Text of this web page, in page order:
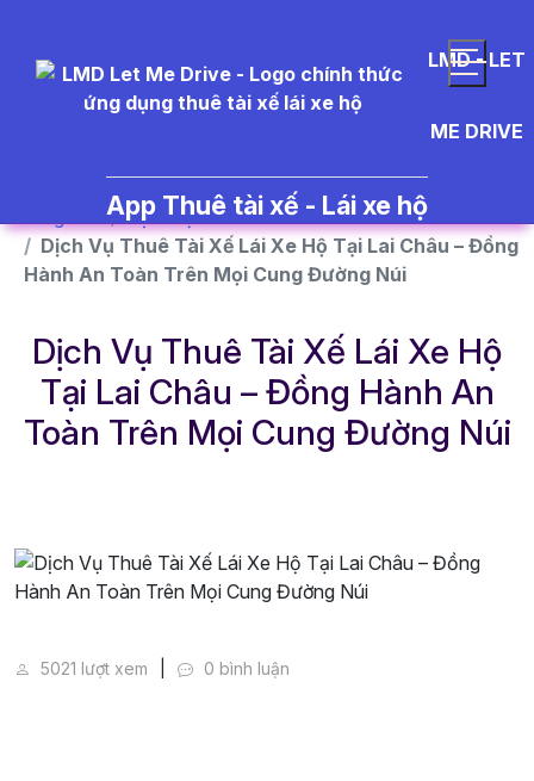
LMD - LET
ME DRIVE
App Thuê tài xế - Lái xe hộ
Trang chủ
Dịch vụ
Dịch Vụ Thuê Tài Xế Lái Xe Hộ Tại Lai Châu – Đồng
Hành An Toàn Trên Mọi Cung Đường Núi
Dịch Vụ Thuê Tài Xế Lái Xe Hộ
Tại Lai Châu – Đồng Hành An
Toàn Trên Mọi Cung Đường Núi
5021 lượt xem 0 bình luận